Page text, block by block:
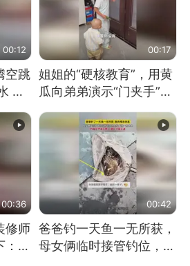
00:12
空跳
节
做
00:17
姐姐的“硬核教育”，用黄
瓜向弟弟演示“门夹手”，
网友：果然言传不如身
教！
00:36
修师
：出
00:42
爸爸钓一天鱼一无所获，
母女俩临时接管钓位，用
玩具鱼竿钓上大鱼